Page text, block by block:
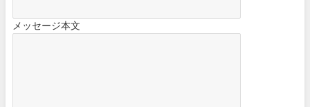
メッセージ本文